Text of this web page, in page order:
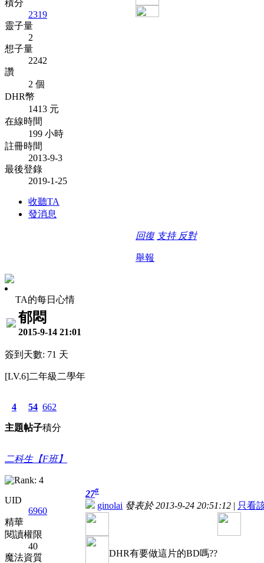
積分
2319
靈子量
2
想子量
2242
讚
2 個
DHR幣
1413 元
在線時間
199 小時
註冊時間
2013-9-3
最後登錄
2019-1-25
收聽TA
發消息
回復 支持 反對
舉報
TA的每日心情
郁悶
2015-9-14 21:01
簽到天數: 71 天
[LV.6]二年級二學年
4
主題
54
帖子
662
積分
二科生【F班】
UID
6960
精華
閱讀權限
40
魔法資質
27#
ginolai 發表於 2013-9-24 20:51:12 | 只看
DHR有要做這片的BD嗎??